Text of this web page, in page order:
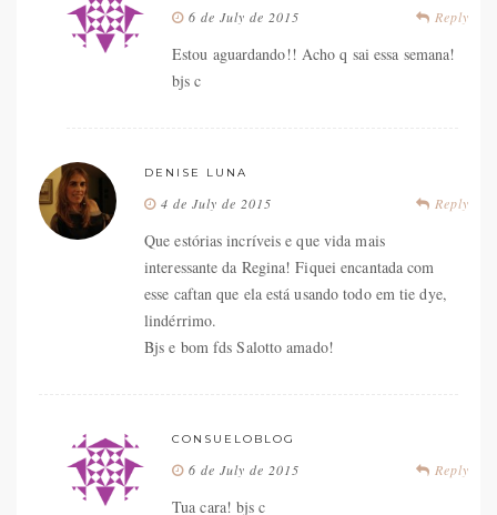
Reply
6 de July de 2015
Estou aguardando!! Acho q sai essa semana!
bjs c
DENISE LUNA
Reply
4 de July de 2015
Que estórias incríveis e que vida mais
interessante da Regina! Fiquei encantada com
esse caftan que ela está usando todo em tie dye,
lindérrimo.
Bjs e bom fds Salotto amado!
CONSUELOBLOG
Reply
6 de July de 2015
Tua cara! bjs c